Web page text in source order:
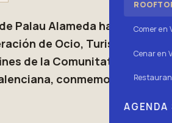
Comer en
Cenar en
AGENDA
Palau Alameda ha acogido
de Ocio, Turismo,
de la Comunitat
conmemorando de